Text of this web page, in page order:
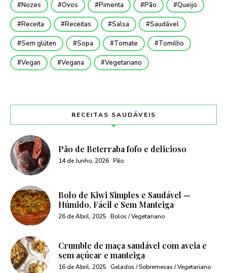
Nozes Ovos Pimenta Pão Queijo
Receita Receitas Salsa Saudável
Sem glúten Sopa Tomate Tomilho
Vegan Vegana Vegetariano
RECEITAS SAUDÁVEIS
Pão de Beterraba fofo e delicioso
14 de Junho, 2026 Pão
Bolo de Kiwi Simples e Saudável —
Húmido, Fácil e Sem Manteiga
26 de Abril, 2025 Bolos / Vegetariano
Crumble de maça saudável com aveia e
sem açúcar e manteiga
16 de Abril, 2025 Gelados / Sobremesas / Vegetariano